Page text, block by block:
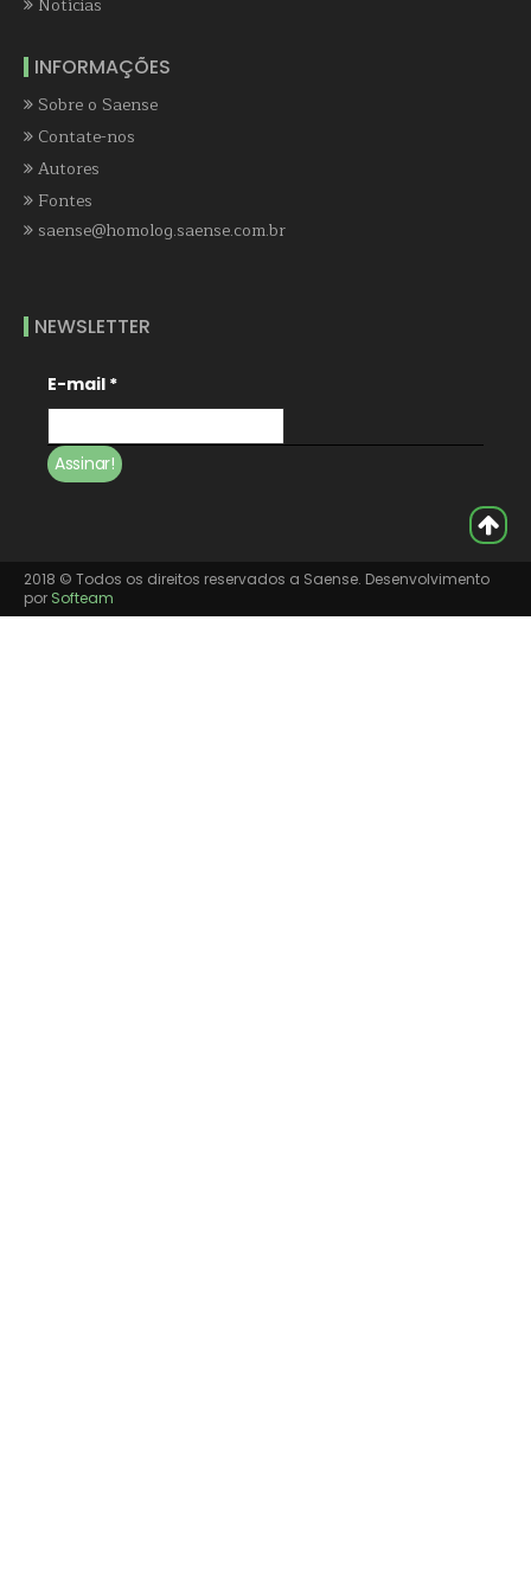
INFORMAÇÕES
Sobre o Saense
Contate-nos
Autores
Fontes
saense@homolog.saense.com.br
NEWSLETTER
E-mail *
2018 © Todos os direitos reservados a Saense. Desenvolvimento
por Softeam